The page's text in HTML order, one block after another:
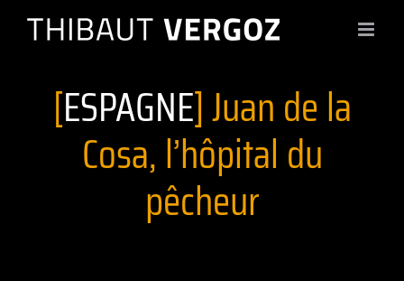
[ESPAGNE] Juan de la
Cosa, l’hôpital du
pêcheur